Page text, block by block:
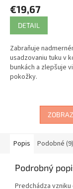
€19,67
DETAIL
Zabraňuje
usadzovaniu tuku v
bunkách a zlepšuje
pokožky.
Popis Podobné (9)
Podrobný
Predchádza